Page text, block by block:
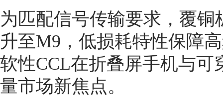
为匹配信号传输要求，覆
升至M9，低损耗特性保障
软性CCL在折叠屏手机与
量市场新焦点。